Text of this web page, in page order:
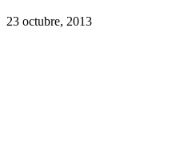
23 octubre, 2013